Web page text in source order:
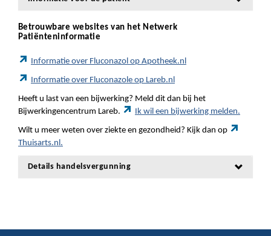
Betrouwbare websites van het Netwerk
Patiënteninformatie
Informatie over Fluconazol op Apotheek.nl
Informatie over Fluconazole op Lareb.nl
Heeft u last van een bijwerking? Meld dit dan bij het
Bijwerkingencentrum Lareb.
Ik wil een bijwerking melden.
Wilt u meer weten over ziekte en gezondheid? Kijk dan op
Thuisarts.nl.
Details handelsvergunning